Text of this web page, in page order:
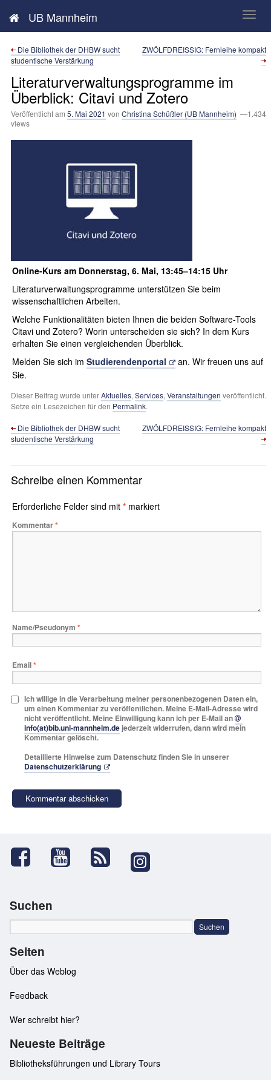
UB Mannheim
Neues aus der UB Mannheim
Die Bibliothek der DHBW sucht
studentische Verstärkung
ZWÖLFDREISSIG: Fernleihe kompakt
Literaturverwaltungsprogramme im
Überblick: Citavi und Zotero
Veröffentlicht am 5. Mai 2021 von Christina Schüßler (UB Mannheim) —1.434
views
Online-Kurs am Donnerstag, 6. Mai, 13:45–14:15 Uhr
Literaturverwaltungsprogramme unterstützen Sie beim
wissenschaftlichen Arbeiten.
Welche Funktionalitäten bieten Ihnen die beiden Software-Tools
Citavi und Zotero? Worin unterscheiden sie sich? In dem Kurs
erhalten Sie einen vergleichenden Überblick.
Melden Sie sich im Studierendenportal
an. Wir freuen uns auf
Sie.
Dieser Beitrag wurde unterAktuelles, Services, Veranstaltungen veröffentlicht.
Setze ein Lesezeichen für den Permalink.
Die Bibliothek der DHBW sucht
studentische Verstärkung
ZWÖLFDREISSIG: Fernleihe kompakt
Schreibe einen Kommentar
Erforderliche Felder sind mit * markiert
Kommentar*
Name/Pseudonym *
Email*
Ich willige in die Verarbeitung meiner personenbezogenen Daten ein,
um einen Kommentar zu veröffentlichen. Meine E-Mail-Adresse wird
nicht veröffentlicht. Meine Einwilligung kann ich per E-Mail an
info(at)bib.uni-mannheim.de jederzeit widerrufen, dann wird mein
Kommentar gelöscht.
Detaillierte Hinweise zum Datenschutz finden Sie in unserer
Datenschutzerklärung
Suchen
Seiten
Über das Weblog
Feedback
Wer schreibt hier?
Neueste Beiträge
Bibliotheksführungen und Library Tours